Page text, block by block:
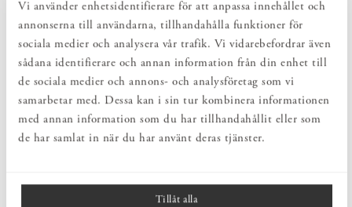
Vi använder enhetsidentifierare för att anpassa innehållet och
annonserna till användarna, tillhandahålla funktioner för
sociala medier och analysera vår trafik. Vi vidarebefordrar även
sådana identifierare och annan information från din enhet till
de sociala medier och annons- och analysföretag som vi
samarbetar med. Dessa kan i sin tur kombinera informationen
med annan information som du har tillhandahållit eller som
de har samlat in när du har använt deras tjänster.
Tillåt alla
Bruksföremål och inredningsdetaljer som genomgående är tillverkade av
hållbara naturmaterial.
HARMONISK HELHET
Inredningsdetaljer som kompletterar möblerna och skapar en harmonisk
PRODUKTBESKRIVNING
material, vilket gör att variationer kan förekomma.